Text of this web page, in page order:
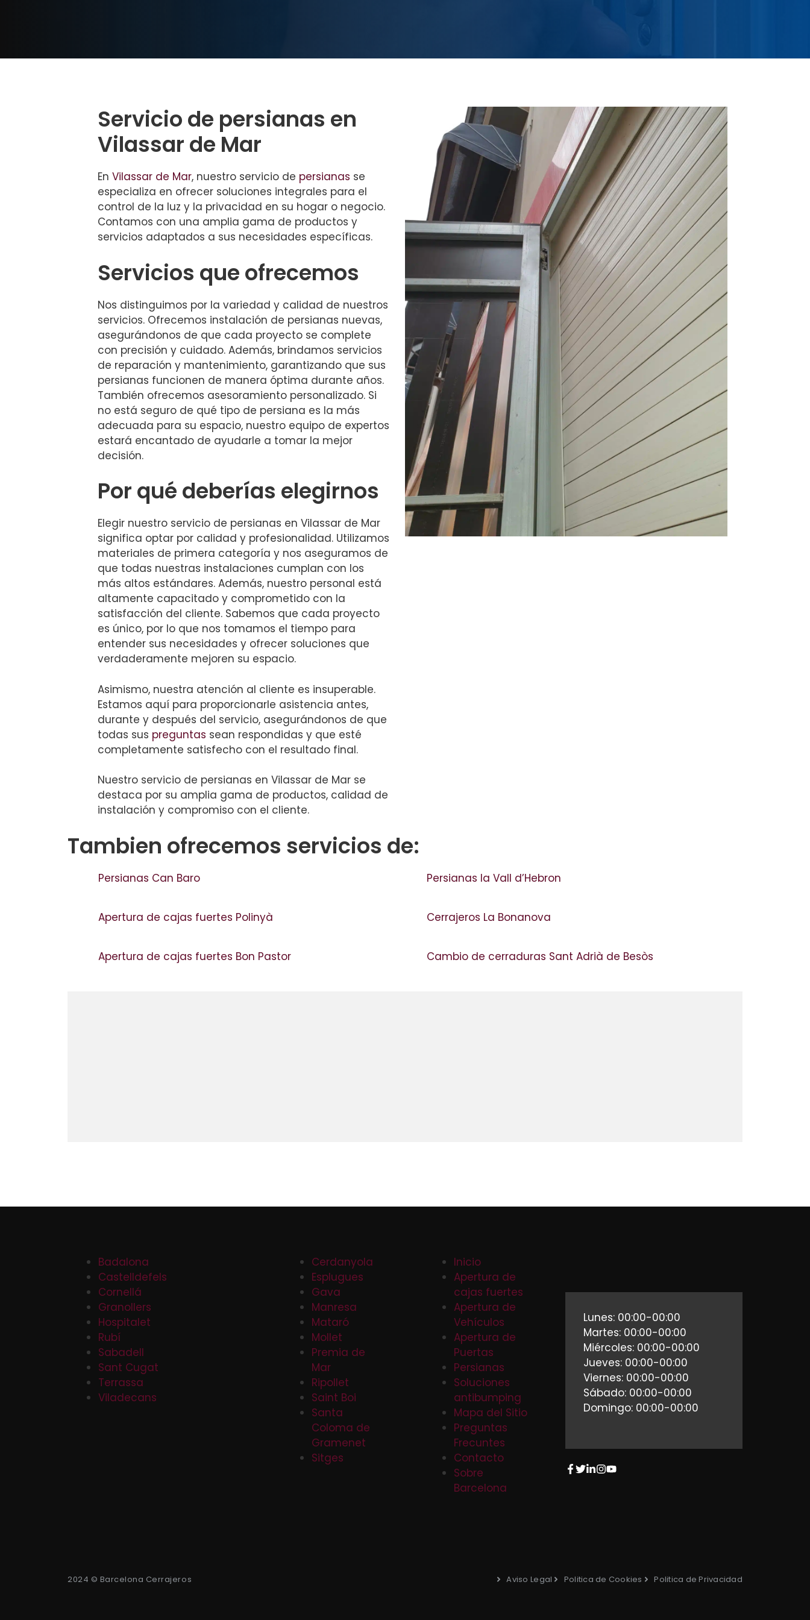
Servicio de persianas en
Vilassar de Mar
En Vilassar de Mar, nuestro servicio de persianas se
especializa en ofrecer soluciones integrales para el
control de la luz y la privacidad en su hogar o negocio.
Contamos con una amplia gama de productos y
servicios adaptados a sus necesidades específicas.
Servicios que ofrecemos
Nos distinguimos por la variedad y calidad de nuestros
servicios. Ofrecemos instalación de persianas nuevas,
asegurándonos de que cada proyecto se complete
con precisión y cuidado. Además, brindamos servicios
de reparación y mantenimiento, garantizando que sus
persianas funcionen de manera óptima durante años.
También ofrecemos asesoramiento personalizado. Si
no está seguro de qué tipo de persiana es la más
adecuada para su espacio, nuestro equipo de expertos
estará encantado de ayudarle a tomar la mejor
decisión.
Por qué deberías elegirnos
Elegir nuestro servicio de persianas en Vilassar de Mar
significa optar por calidad y profesionalidad. Utilizamos
materiales de primera categoría y nos aseguramos de
que todas nuestras instalaciones cumplan con los
más altos estándares. Además, nuestro personal está
altamente capacitado y comprometido con la
satisfacción del cliente. Sabemos que cada proyecto
es único, por lo que nos tomamos el tiempo para
entender sus necesidades y ofrecer soluciones que
verdaderamente mejoren su espacio.
Asimismo, nuestra atención al cliente es insuperable.
Estamos aquí para proporcionarle asistencia antes,
durante y después del servicio, asegurándonos de que
todas sus preguntas sean respondidas y que esté
completamente satisfecho con el resultado final.
Nuestro servicio de persianas en Vilassar de Mar se
destaca por su amplia gama de productos, calidad de
instalación y compromiso con el cliente.
Tambien ofrecemos servicios de:
Persianas Can Baro Persianas la Vall d’Hebron
Apertura de cajas fuertes Polinyà Cerrajeros La Bonanova
Apertura de cajas fuertes Bon Pastor Cambio de cerraduras Sant Adrià de Besòs
Badalona
Castelldefels
Cornellá
Granollers
Hospitalet
Rubí
Sabadell
Sant Cugat
Terrassa
Viladecans
Cerdanyola
Esplugues
Gava
Manresa
Mataró
Mollet
Premia de
Mar
Ripollet
Saint Boi
Santa
Coloma de
Gramenet
Sitges
Inicio
Apertura de
cajas fuertes
Apertura de
Vehículos
Apertura de
Puertas
Persianas
Soluciones
antibumping
Mapa del Sitio
Preguntas
Frecuntes
Contacto
Sobre
Barcelona
Lunes: 00:00-00:00
Martes: 00:00-00:00
Miércoles: 00:00-00:00
Jueves: 00:00-00:00
Viernes: 00:00-00:00
Sábado: 00:00-00:00
Domingo: 00:00-00:00
2024 © Barcelona Cerrajeros Aviso Legal Politica de Cookies Politica de Privacidad